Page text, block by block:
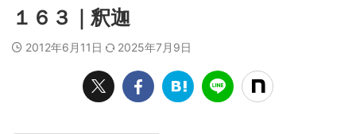
１６３｜釈迦
2012年6月11日 2025年7月9日